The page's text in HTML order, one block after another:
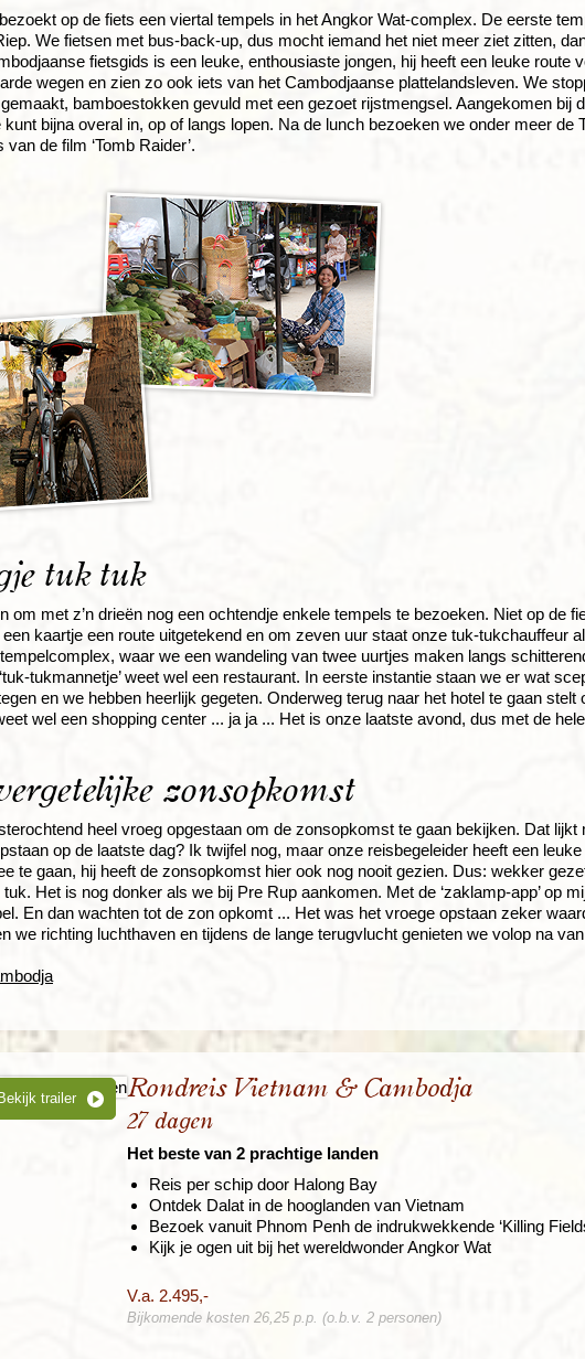
op de fiets een viertal tempels in het Angkor Wat-complex. De eerste
We fietsen met bus-back-up, dus mocht iemand het niet meer ziet zitten,
fietsgids is een leuke, enthousiaste jongen, hij heeft een leuke route
wegen en zien zo ook iets van het Cambodjaanse plattelandsleven. We
gemaakt, bamboestokken gevuld met een gezoet rijstmengsel. Aangekomen bij
bijna overal in, op of langs lopen. Na de lunch bezoeken we onder meer de
de film ‘Tomb Raider’.
tuk tuk
om met z’n drieën nog een ochtendje enkele tempels te bezoeken. Niet op de
kaartje een route uitgetekend en om zeven uur staat onze tuk-tukchauffeur
waar we een wandeling van twee uurtjes maken langs
tukmannetje’ weet wel een restaurant. In eerste instantie staan we er wat
en we hebben heerlijk gegeten. Onderweg terug naar het hotel te gaan stelt
wel een shopping center ... ja ja ... Het is onze laatste avond, dus met de
zonsopkomst
heel vroeg opgestaan om de zonsopkomst te gaan bekijken. Dat lijkt
op de laatste dag? Ik twijfel nog, maar onze reisbegeleider heeft een
te gaan, hij heeft de zonsopkomst hier ook nog nooit gezien. Dus: wekker
tuk. Het is nog donker als we bij Pre Rup aankomen. Met de ‘zaklamp-app’ op
En dan wachten tot de zon opkomt ... Het was het vroege opstaan zeker
we richting luchthaven en tijdens de lange terugvlucht genieten we volop na
Bekijk trailer Rondreis Vietnam & Cambodja
27 dagen
Het beste van 2 prachtige landen
Reis per schip door Halong Bay
Ontdek Dalat in de hooglanden van Vietnam
Bezoek vanuit Phnom Penh de indrukwekkende ‘Killing
Kijk je ogen uit bij het wereldwonder Angkor Wat
V.a. 2.495,-
Bijkomende kosten 26,25 p.p. (o.b.v. 2 personen)